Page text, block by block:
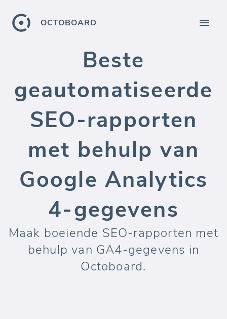
OCTOBOARD
Beste
geautomatiseerde
SEO-rapporten
met behulp van
Google Analytics
4-gegevens
Maak boeiende SEO-rapporten met
behulp van GA4-gegevens in
Octoboard.